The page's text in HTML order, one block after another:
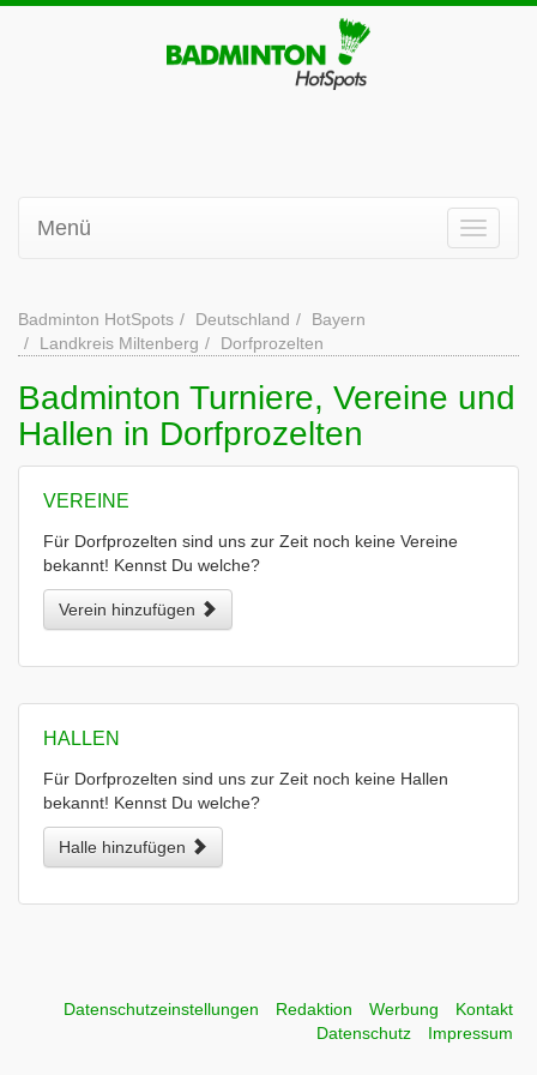
Menü
Badminton HotSpots Deutschland
Bayern
Landkreis Miltenberg
Dorfprozelten
Badminton Turniere, Vereine und
Hallen in Dorfprozelten
VEREINE
Für Dorfprozelten sind uns zur Zeit noch keine Vereine
bekannt! Kennst Du welche?
Verein hinzufügen
HALLEN
Für Dorfprozelten sind uns zur Zeit noch keine Hallen
bekannt! Kennst Du welche?
Halle hinzufügen
Datenschutzeinstellungen Redaktion Werbung
Kontakt
Datenschutz
Impressum